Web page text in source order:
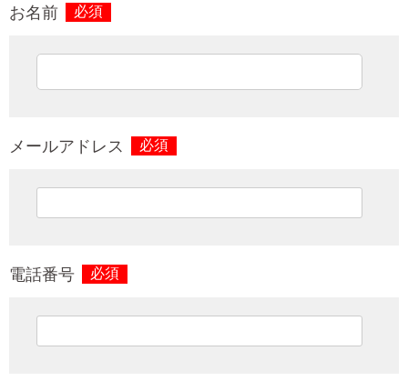
お名前 必須
メールアドレス 必須
電話番号 必須